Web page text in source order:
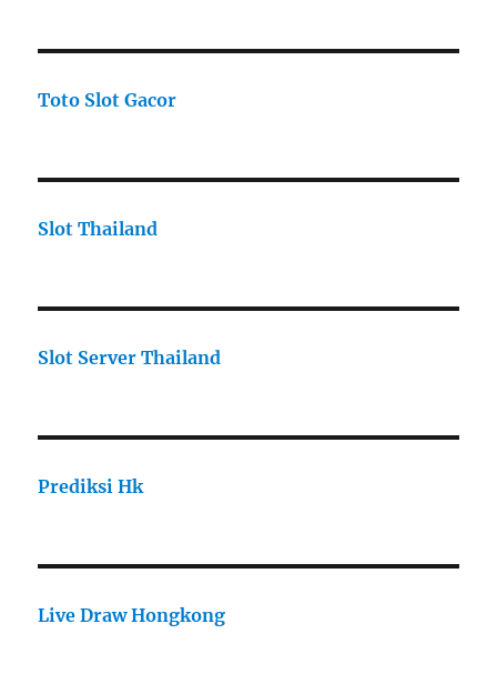
Toto Slot Gacor
Slot Thailand
Slot Server Thailand
Prediksi Hk
Live Draw Hongkong